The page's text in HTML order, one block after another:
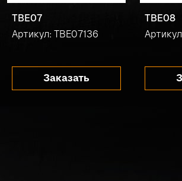
TBE07
Артикул: TBE07136
Заказать
TBE08